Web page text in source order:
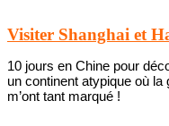
Visiter Shanghai et
10 jours en Chine pour
un continent atypique où la
m’ont tant marqué !